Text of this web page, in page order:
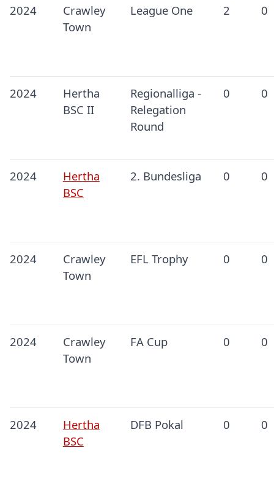
2024
Crawley
Town
League One 2 0
2024
Hertha
BSC II
Regionalliga -
Relegation
Round
0 0
2024
Hertha
BSC
2. Bundesliga 0 0
2024
Crawley
Town
EFL Trophy 0 0
2024
Crawley
Town
FA Cup 0 0
2024
Hertha
BSC
DFB Pokal 0 0